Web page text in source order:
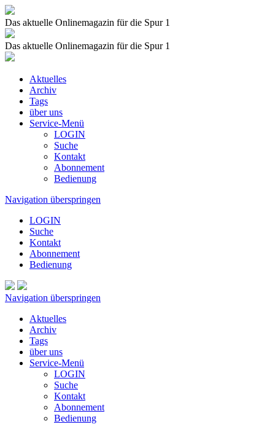
Das aktuelle Onlinemagazin für die Spur 1
Das aktuelle Onlinemagazin für die Spur 1
Aktuelles
Archiv
Tags
über uns
Service-Menü
LOGIN
Suche
Kontakt
Abonnement
Bedienung
Navigation überspringen
LOGIN
Suche
Kontakt
Abonnement
Bedienung
Navigation überspringen
Aktuelles
Archiv
Tags
über uns
Service-Menü
LOGIN
Suche
Kontakt
Abonnement
Bedienung